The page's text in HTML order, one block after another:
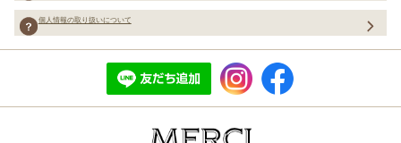
個人情報の取り扱いについて